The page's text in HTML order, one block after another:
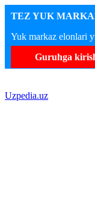
TEZ YUK
Yuk markaz elonlari
Guruhga
Uzpedia.uz